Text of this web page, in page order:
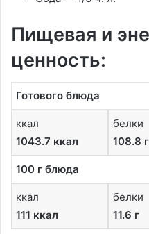
Пищевая и
ценность:
Готового блюда
ккал
1043.7 ккал
белки
108.8 г
100 г блюда
ккал
111 ккал
белки
11.6 г